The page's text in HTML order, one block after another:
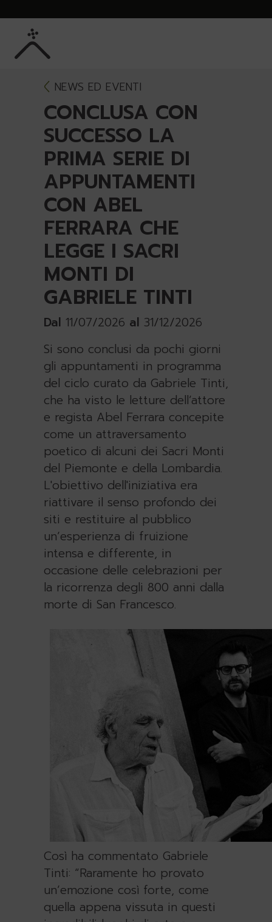
NEWS ED EVENTI
CONCLUSA CON
SUCCESSO LA
PRIMA SERIE DI
APPUNTAMENTI
CON ABEL
FERRARA CHE
LEGGE I SACRI
MONTI DI
GABRIELE TINTI
Dal 11/07/2026 al 31/12/2026
Si sono conclusi da pochi giorni
gli appuntamenti in programma
del ciclo curato da Gabriele Tinti,
che ha visto le letture dell’attore
e regista Abel Ferrara concepite
come un attraversamento
poetico di alcuni dei Sacri Monti
del Piemonte e della Lombardia.
L'obiettivo dell'iniziativa era
riattivare il senso profondo dei
siti e restituire al pubblico
un’esperienza di fruizione
intensa e differente, in
occasione delle celebrazioni per
la ricorrenza degli 800 anni dalla
morte di San Francesco.
Così ha commentato Gabriele
Tinti: “Raramente ho provato
un’emozione così forte, come
quella appena vissuta in questi